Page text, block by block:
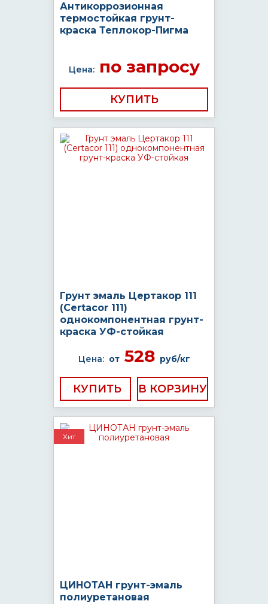
Антикоррозионная
термостойкая грунт-
краска Теплокор-Пигма
Цена:по запросу
КУПИТЬ
Грунт эмаль Цертакор 111
(Certacor 111)
однокомпонентная грунт-
краска УФ-стойкая
Цена: от528 руб/кг
КУПИТЬ
Хит
ЦИНОТАН грунт-эмаль
полиуретановая